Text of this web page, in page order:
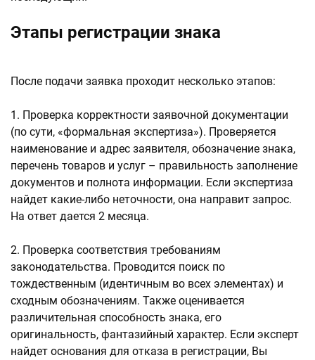
Этапы регистрации знака
После подачи заявка проходит несколько этапов:
1. Проверка корректности заявочной документации
(по сути, «формальная экспертиза»). Проверяется
наименование и адрес заявителя, обозначение знака,
перечень товаров и услуг – правильность заполнение
документов и полнота информации. Если экспертиза
найдет какие-либо неточности, она направит запрос.
На ответ дается 2 месяца.
2. Проверка соответствия требованиям
законодательства. Проводится поиск по
тождественным (идентичным во всех элементах) и
сходным обозначениям. Также оценивается
различительная способность знака, его
оригинальность, фантазийный характер. Если эксперт
найдет основания для отказа в регистрации, Вы